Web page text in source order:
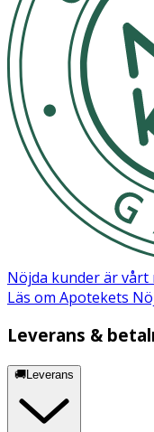
Caprylic/capric
stearoyl glutamate,
Xantham gum,
esculenta extract,
Ascohyllum nodosum
sorbate, Sodium
Nöjda kunder är vårt
Läs om Apotekets
Leverans &
🚚Leverans